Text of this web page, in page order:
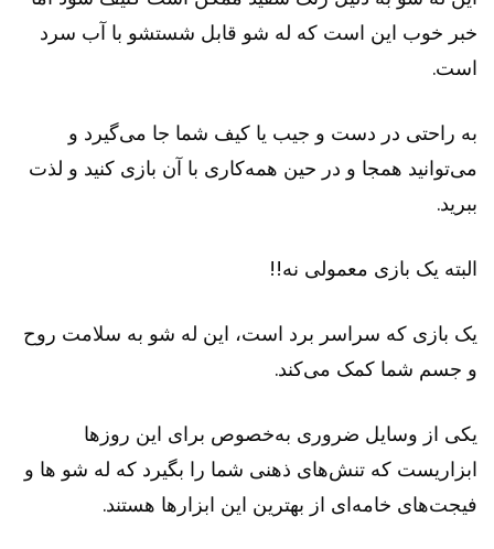
خبر خوب این است که له شو قابل شستشو با آب سرد
است.
به راحتی در دست و جیب یا کیف شما جا می‌گیرد و
می‌توانید همجا و در حین همه‌کاری با آن بازی کنید و لذت
ببرید.
البته یک بازی معمولی نه!!
یک بازی که سراسر برد است، این له شو به سلامت روح
و جسم شما کمک می‌کند.
یکی از وسایل ضروری به‌خصوص برای این روزها
ابزاریست که تنش‌های ذهنی شما را بگیرد که له شو ها و
فیجت‌های خامه‌ای از بهترین این ابزارها هستند.